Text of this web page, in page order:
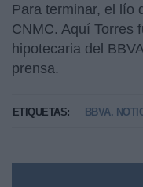
Para terminar, el lío
CNMC. Aquí Torres
hipotecaria del
prensa.
ETIQUETAS: BBVA.